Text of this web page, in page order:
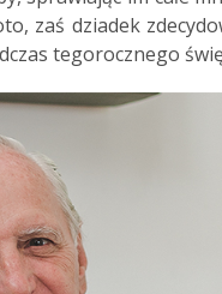
zaś dziadek
tegorocznego